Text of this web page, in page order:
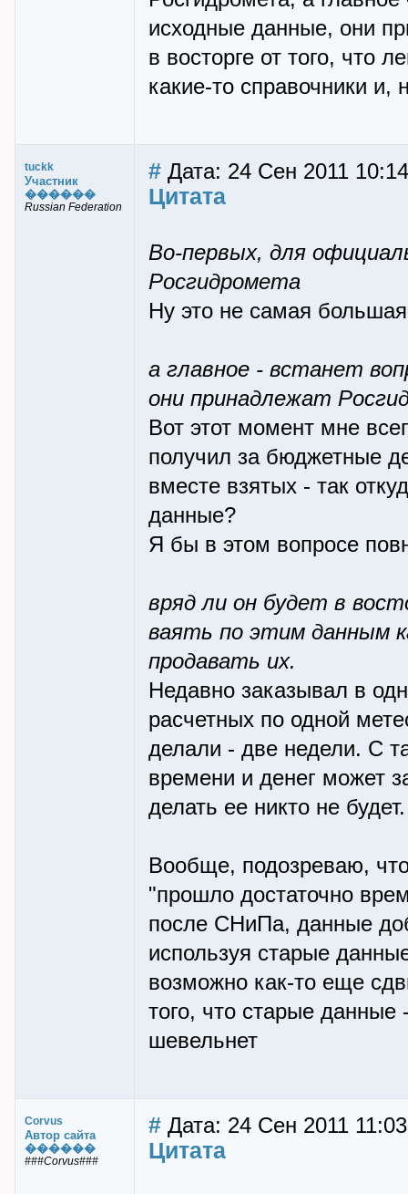
исходные данные, они
в восторге от того, что
какие-то справочники и,
tuckk
Участник
������
Russian Federation
# Дата: 24 Сен 2011 10:14
Цитата
Во-первых, для
Росгидромета
Ну это не самая
а главное - встанет
они принадлежат
Вот этот момент мне
получил за бюджетные
вместе взятых - так
данные?
Я бы в этом вопросе
вряд ли он будет в
ваять по этим данным
продавать их.
Недавно заказывал в
расчетных по одной
делали - две недели. С
времени и денег может
делать ее никто не будет.
Вообще, подозреваю,
"прошло достаточно
после СНиПа, данные
используя старые
возможно как-то еще
того, что старые
шевельнет
Corvus
Автор сайта
������
###Corvus###
# Дата: 24 Сен 2011 11:03
Цитата